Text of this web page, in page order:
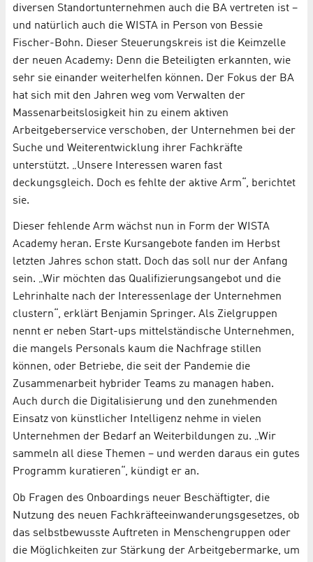
diversen Standortunternehmen auch die BA vertreten ist –
und natürlich auch die WISTA in Person von Bessie
Fischer-Bohn. Dieser Steuerungskreis ist die Keimzelle
der neuen Academy: Denn die Beteiligten erkannten, wie
sehr sie einander weiterhelfen können. Der Fokus der BA
hat sich mit den Jahren weg vom Verwalten der
Massenarbeitslosigkeit hin zu einem aktiven
Arbeitgeberservice verschoben, der Unternehmen bei der
Suche und Weiterentwicklung ihrer Fachkräfte
unterstützt. „Unsere Interessen waren fast
deckungsgleich. Doch es fehlte der aktive Arm“, berichtet
sie.
Dieser fehlende Arm wächst nun in Form der WISTA
Academy heran. Erste Kursangebote fanden im Herbst
letzten Jahres schon statt. Doch das soll nur der Anfang
sein. „Wir möchten das Qualifizierungsangebot und die
Lehrinhalte nach der Interessenlage der Unternehmen
clustern“, erklärt Benjamin Springer. Als Zielgruppen
nennt er neben Start-ups mittelständische Unternehmen,
die mangels Personals kaum die Nachfrage stillen
können, oder Betriebe, die seit der Pandemie die
Zusammenarbeit hybrider Teams zu managen haben.
Auch durch die Digitalisierung und den zunehmenden
Einsatz von künstlicher Intelligenz nehme in vielen
Unternehmen der Bedarf an Weiterbildungen zu. „Wir
sammeln all diese Themen – und werden daraus ein gutes
Programm kuratieren“, kündigt er an.
Ob Fragen des Onboardings neuer Beschäftigter, die
Nutzung des neuen Fachkräfte­einwanderungs­gesetzes, ob
das selbstbewusste Auftreten in Menschengruppen oder
die Möglichkeiten zur Stärkung der Arbeitgebermarke, um